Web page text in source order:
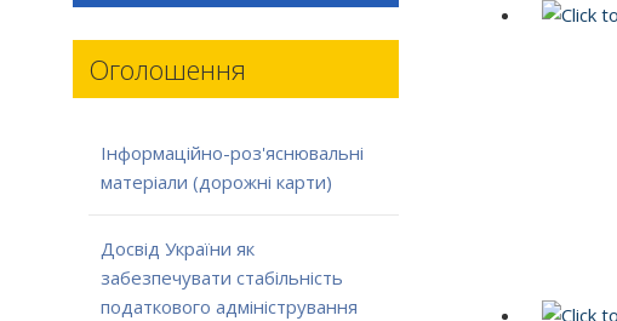
Оголошення
Інформаційно-роз'яснювальні
матеріали (дорожні карти)
Досвід України як
забезпечувати стабільність
податкового адміністрування